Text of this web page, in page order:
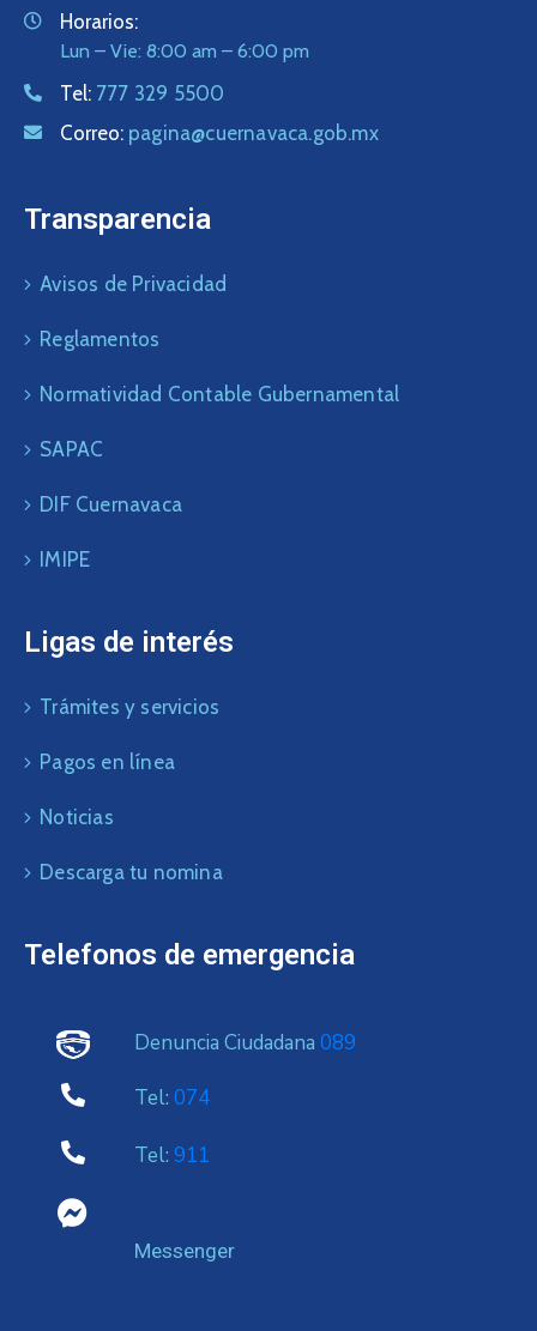
Horarios:
Lun – Vie: 8:00 am – 6:00 pm
Tel: 777 329 5500
Correo: pagina@cuernavaca.gob.mx
Transparencia
Avisos de Privacidad
Reglamentos
Normatividad Contable Gubernamental
SAPAC
DIF Cuernavaca
IMIPE
Ligas de interés
Trámites y servicios
Pagos en línea
Noticias
Descarga tu nomina
Telefonos de emergencia
Denuncia Ciudadana 089
Tel: 074
Tel: 911
Messenger